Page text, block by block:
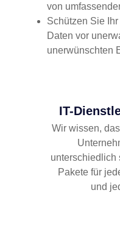
von
Schützen Sie
Daten vor
unerwünschten
IT-
Wir wissen,
unterschiedlich
Pakete für
und